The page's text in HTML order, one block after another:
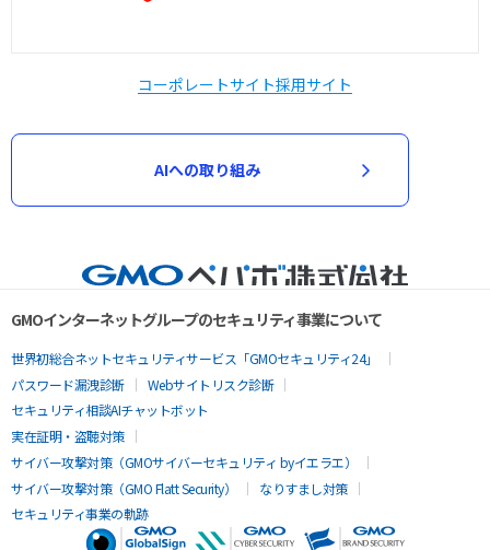
コーポレートサイト採用サイト
AIへの取り組み
GMOインターネットグループのセキュリティ事業について
世界初総合ネットセキュリティサービス「GMOセキュリティ24」
パスワード漏洩診断
Webサイトリスク診断
セキュリティ相談AIチャットボット
実在証明・盗聴対策
サイバー攻撃対策（GMOサイバーセキュリティ byイエラエ）
サイバー攻撃対策（GMO Flatt Security）
なりすまし対策
セキュリティ事業の軌跡